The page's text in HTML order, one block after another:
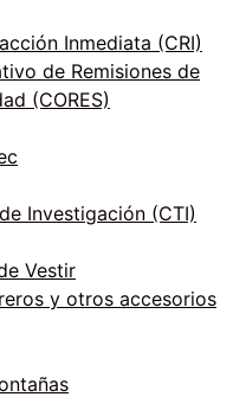
Inmediata (CRI)
de Remisiones de
(CORES)
Investigación (CTI)
Vestir
y otros accesorios